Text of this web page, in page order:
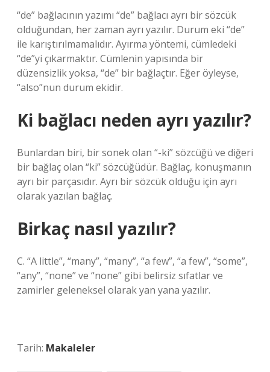
“de” bağlacının yazımı “de” bağlacı ayrı bir sözcük
olduğundan, her zaman ayrı yazılır. Durum eki “de”
ile karıştırılmamalıdır. Ayırma yöntemi, cümledeki
“de”yi çıkarmaktır. Cümlenin yapısında bir
düzensizlik yoksa, “de” bir bağlaçtır. Eğer öyleyse,
“also”nun durum ekidir.
Ki bağlacı neden ayrı yazılır?
Bunlardan biri, bir sonek olan “-ki” sözcüğü ve diğeri
bir bağlaç olan “ki” sözcüğüdür. Bağlaç, konuşmanın
ayrı bir parçasıdır. Ayrı bir sözcük olduğu için ayrı
olarak yazılan bağlaç.
Birkaç nasıl yazılır?
C. “A little”, “many”, “many”, “a few”, “a few”, “some”,
“any”, “none” ve “none” gibi belirsiz sıfatlar ve
zamirler geleneksel olarak yan yana yazılır.
Tarih: Makaleler